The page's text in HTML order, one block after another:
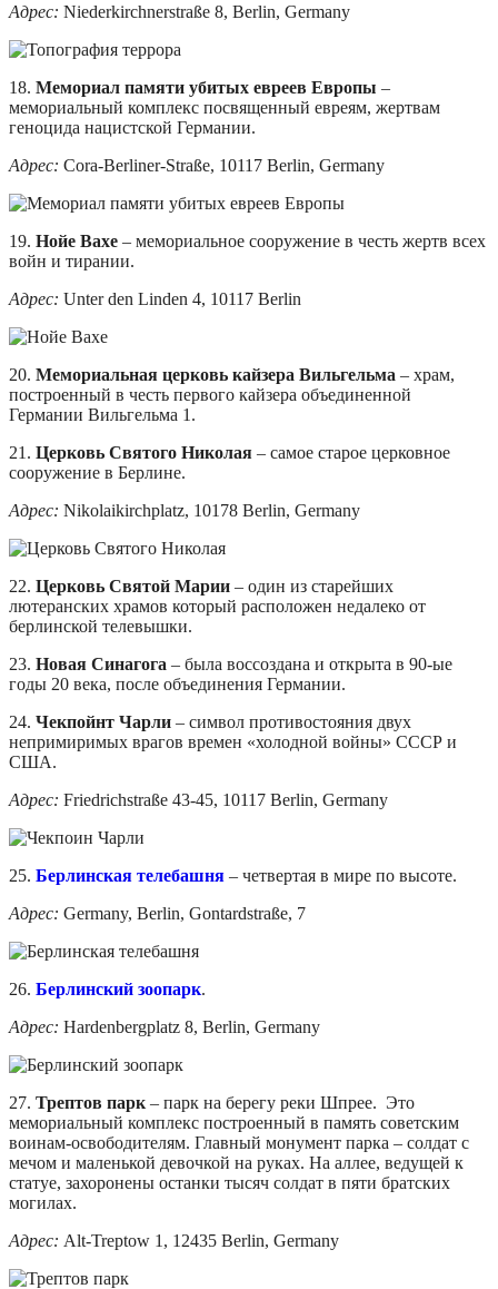
Адрес: Niederkirchnerstraße 8, Berlin, Germany
18. Мемориал памяти убитых евреев Европы –
мемориальный комплекс посвященный евреям, жертвам
геноцида нацистской Германии.
Адрес: Cora-Berliner-Straße, 10117 Berlin, Germany
19. Нойе Вахе – мемориальное сооружение в честь жертв всех
войн и тирании.
Адрес: Unter den Linden 4, 10117 Berlin
20. Мемориальная церковь кайзера Вильгельма – храм,
построенный в честь первого кайзера объединенной
Германии Вильгельма 1.
21. Церковь Святого Николая – самое старое церковное
сооружение в Берлине.
Адрес: Nikolaikirchplatz, 10178 Berlin, Germany
22. Церковь Святой Марии – один из старейших
лютеранских храмов который расположен недалеко от
берлинской телевышки.
23. Новая Синагога – была воссоздана и открыта в 90-ые
годы 20 века, после объединения Германии.
24. Чекпойнт Чарли – символ противостояния двух
непримиримых врагов времен «холодной войны» СССР и
США.
Адрес: Friedrichstraße 43-45, 10117 Berlin, Germany
25. Берлинская телебашня – четвертая в мире по высоте.
Адрес: Germany, Berlin, Gontardstraße, 7
26. Берлинский зоопарк.
Адрес: Hardenbergplatz 8, Berlin, Germany
27. Трептов парк – парк на берегу реки Шпрее. Это
мемориальный комплекс построенный в память советским
воинам-освободителям. Главный монумент парка – солдат с
мечом и маленькой девочкой на руках. На аллее, ведущей к
статуе, захоронены останки тысяч солдат в пяти братских
могилах.
Адрес: Alt-Treptow 1, 12435 Berlin, Germany